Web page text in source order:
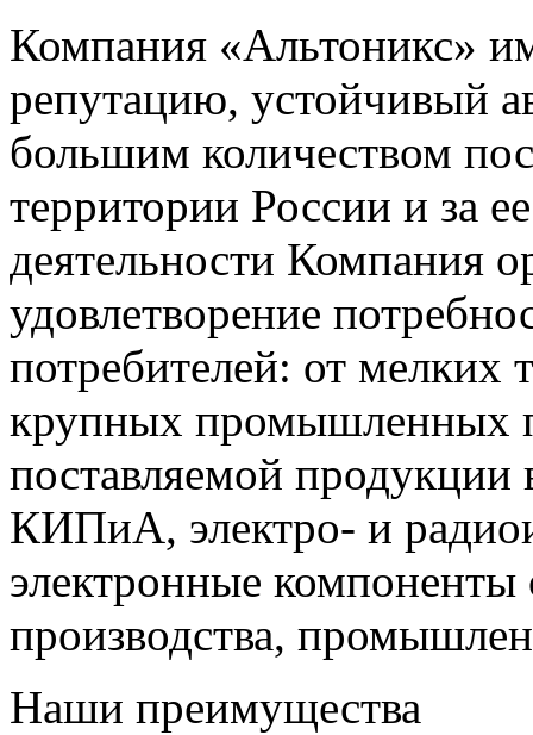
Компания «Альтоникс»
репутацию, устойчивый
большим количеством
территории России и за
деятельности Компания
удовлетворение
потребителей: от мелких
крупных промышленных
поставляемой продукции
КИПиА, электро- и
электронные компоненты
производства,
Наши преимущества